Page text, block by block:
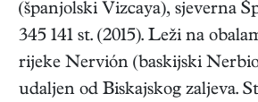
(španjolski Vizcaya), sjeverna
345 141 st. (2015). Leži na
rijeke Nervión (baskijski
udaljen od Biskajskog zaljeva.